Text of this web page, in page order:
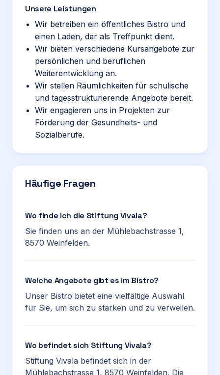
Unsere Leistungen
Wir betreiben ein öffentliches Bistro und
einen Laden, der als Treffpunkt dient.
Wir bieten verschiedene Kursangebote zur
persönlichen und beruflichen
Weiterentwicklung an.
Wir stellen Räumlichkeiten für schulische
und tagesstrukturierende Angebote bereit.
Wir engagieren uns in Projekten zur
Förderung der Gesundheits- und
Sozialberufe.
Häufige Fragen
Wo finde ich die Stiftung Vivala?
Sie finden uns an der Mühlebachstrasse 1,
8570 Weinfelden.
Welche Angebote gibt es im Bistro?
Unser Bistro bietet eine vielfältige Auswahl
für Sie, um sich zu stärken und zu verweilen.
Wo befindet sich Stiftung Vivala?
Stiftung Vivala befindet sich in der
Mühlebachstrasse 1, 8570 Weinfelden. Die